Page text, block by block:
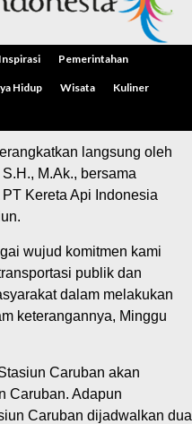
Inspirasi Pemerintahan
Hidup Wisata Kuliner
Caruban–Adi
langsung oleh
M.Ak., bersama
Kereta Api Indonesia
wujud komitmen kami
publik dan
dalam melakukan
keterangannya, Minggu
Caruban akan
Caruban. Adapun
Caruban dijadwalkan dua